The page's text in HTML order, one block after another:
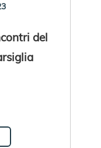
del